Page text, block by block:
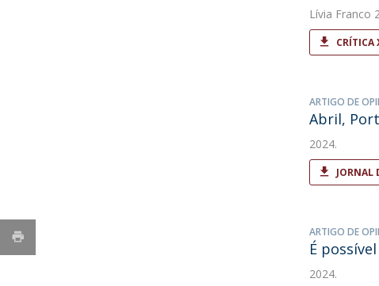
Lívia Franco
CRÍTICA
ARTIGO DE
Abril,
2024.
JORNAL
ARTIGO DE
É
2024.